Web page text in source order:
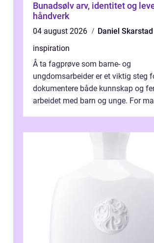
Bunadsølv arv, identitet og levende
håndverk
04 august 2026
Daniel Skarstad
inspiration
Å ta fagprøve som barne- og
ungdomsarbeider er et viktig steg
dokumentere både kunnskap og
arbeidet med barn og unge. For